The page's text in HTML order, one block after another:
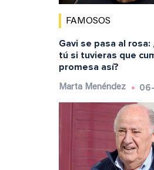
FAMOSOS
Gavi se pasa al rosa:
tú si tuvieras que
promesa así?
Marta Menéndez